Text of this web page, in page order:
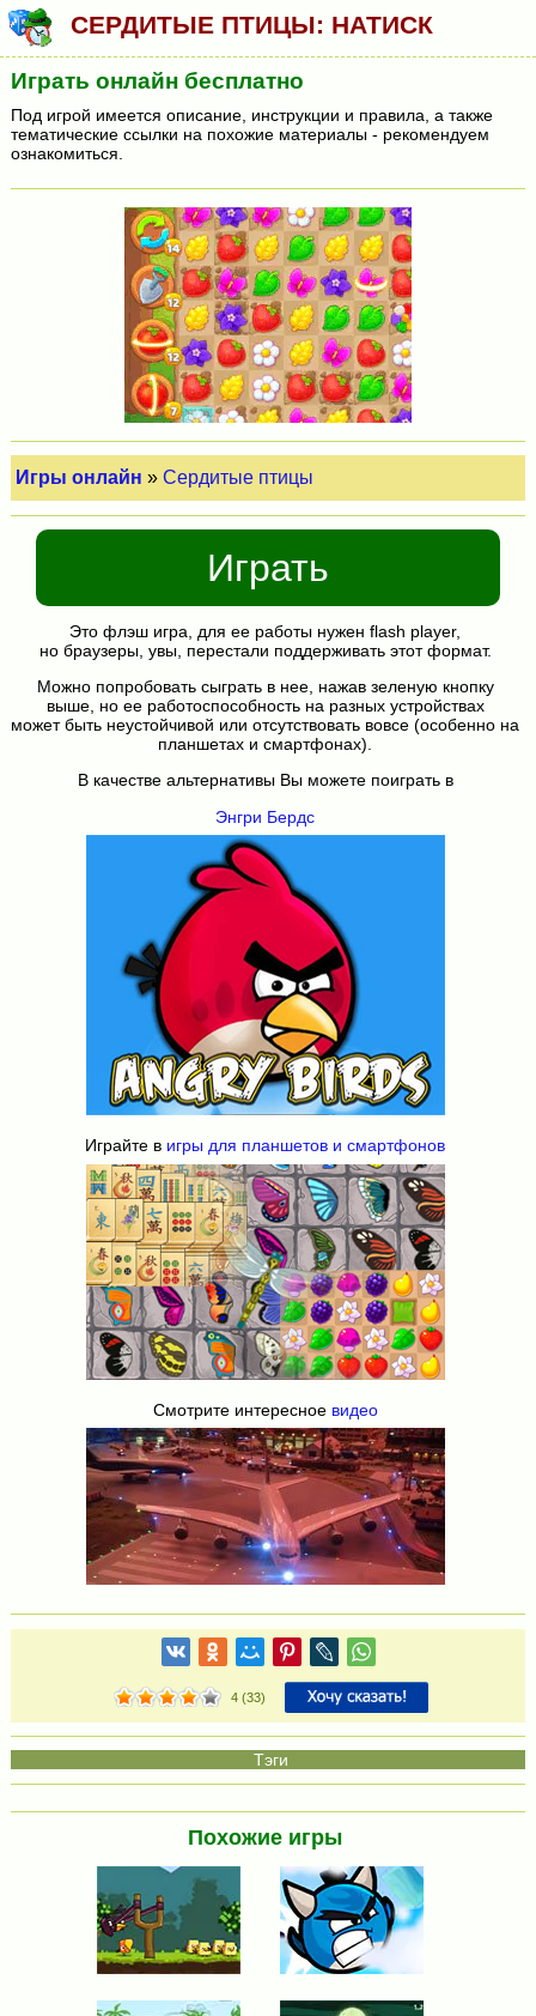
СЕРДИТЫЕ ПТИЦЫ: НАТИСК
Играть онлайн бесплатно
Под игрой имеется описание, инструкции и правила, а также
тематические ссылки на похожие материалы - рекомендуем
ознакомиться.
Игры онлайн »Сердитые птицы
Играть
Это флэш игра, для ее работы нужен flash player,
но браузеры, увы, перестали поддерживать этот формат.
Можно попробовать сыграть в нее, нажав зеленую кнопку
выше, но ее работоспособность на разных устройствах
может быть неустойчивой или отсутствовать вовсе (особенно на
планшетах и смартфонах).
В качестве альтернативы Вы можете поиграть в
Энгри Бердс
Играйте в игры для планшетов и смартфонов
Смотрите интересное видео
4 (33)
Похожие игры